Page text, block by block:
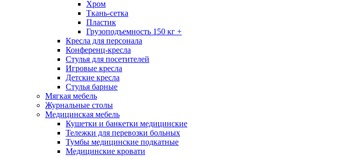
Хром
Ткань-сетка
Пластик
Грузоподъемность 150 кг +
Кресла для персонала
Конференц-кресла
Стулья для посетителей
Игровые кресла
Детские кресла
Стулья барные
Мягкая мебель
Журнальные столы
Медицинская мебель
Кушетки и банкетки медицинские
Тележки для перевозки больных
Тумбы медицинские подкатные
Медицинские кровати